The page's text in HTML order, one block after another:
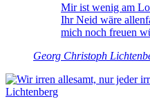
Mir ist wenig am
Ihr Neid wäre
mich noch freuen
Georg Christoph